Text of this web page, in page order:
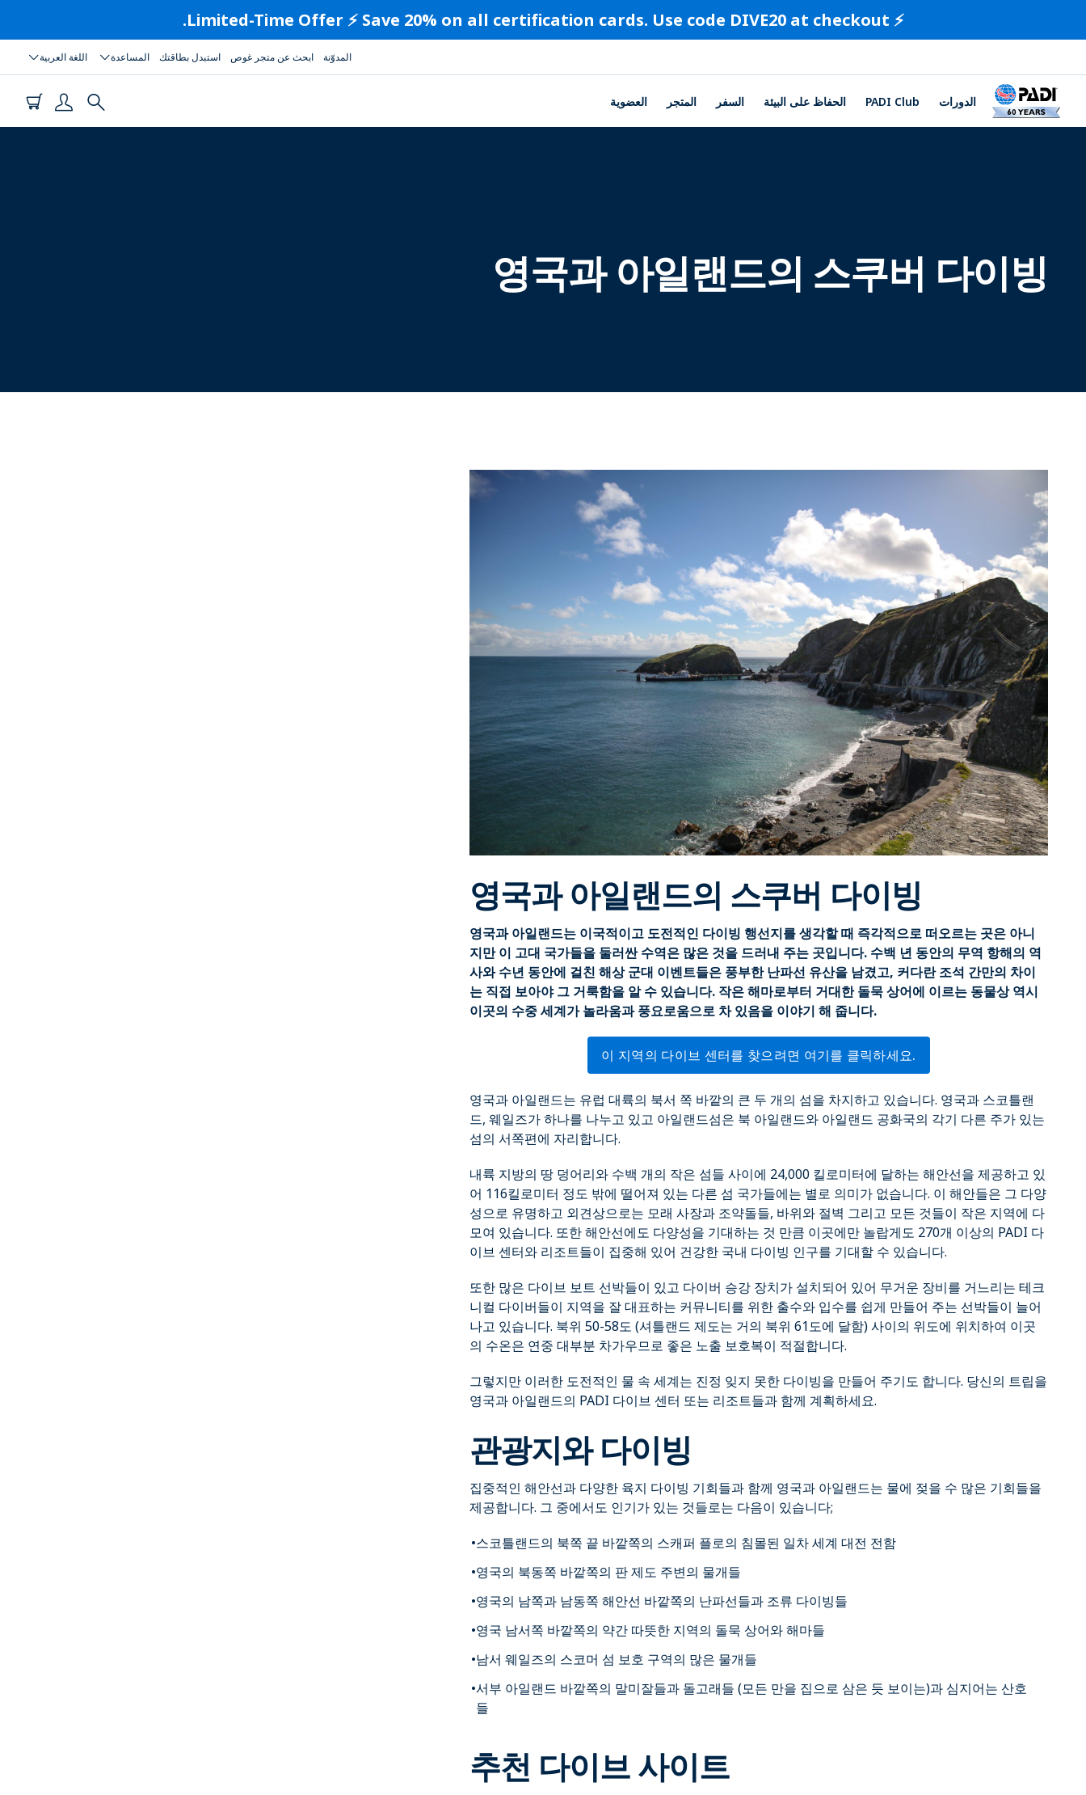
⚡️ Limited-Time Offer ⚡️ Save 20% on all certification cards. Use code DIVE20 at checkout.
المدوّنة ابحث عن متجر غوص استبدل بطاقتك المساعدة اللغة العربية
الدورات PADI Club الحفاظ على البيئة السفر المتجر العضوية
영국과 아일랜드의 스쿠버 다이빙
영국과 아일랜드의 스쿠버 다이빙
영국과 아일랜드는 이국적이고 도전적인 다이빙 행선지를 생각할 때 즉각적으로 떠오르는 곳은 아니
지만 이 고대 국가들을 둘러싼 수역은 많은 것을 드러내 주는 곳입니다. 수백 년 동안의 무역 항해의 역
사와 수년 동안에 걸친 해상 군대 이벤트들은 풍부한 난파선 유산을 남겼고, 커다란 조석 간만의 차이
는 직접 보아야 그 거룩함을 알 수 있습니다. 작은 해마로부터 거대한 돌묵 상어에 이르는 동물상 역시
이곳의 수중 세계가 놀라움과 풍요로움으로 차 있음을 이야기 해 줍니다.
이 지역의 다이브 센터를 찾으려면 여기를 클릭하세요.
영국과 아일랜드는 유럽 대륙의 북서 쪽 바깥의 큰 두 개의 섬을 차지하고 있습니다. 영국과 스코틀랜
드, 웨일즈가 하나를 나누고 있고 아일랜드섬은 북 아일랜드와 아일랜드 공화국의 각기 다른 주가 있는
섬의 서쪽편에 자리합니다.
내륙 지방의 땅 덩어리와 수백 개의 작은 섬들 사이에 24,000 킬로미터에 달하는 해안선을 제공하고 있
어 116킬로미터 정도 밖에 떨어져 있는 다른 섬 국가들에는 별로 의미가 없습니다. 이 해안들은 그 다양
성으로 유명하고 외견상으로는 모래 사장과 조약돌들, 바위와 절벽 그리고 모든 것들이 작은 지역에 다
모여 있습니다. 또한 해안선에도 다양성을 기대하는 것 만큼 이곳에만 놀랍게도 270개 이상의 PADI 다
이브 센터와 리조트들이 집중해 있어 건강한 국내 다이빙 인구를 기대할 수 있습니다.
또한 많은 다이브 보트 선박들이 있고 다이버 승강 장치가 설치되어 있어 무거운 장비를 거느리는 테크
니컬 다이버들이 지역을 잘 대표하는 커뮤니티를 위한 출수와 입수를 쉽게 만들어 주는 선박들이 늘어
나고 있습니다. 북위 50-58도 (셔틀랜드 제도는 거의 북위 61도에 달함) 사이의 위도에 위치하여 이곳
의 수온은 연중 대부분 차가우므로 좋은 노출 보호복이 적절합니다.
그렇지만 이러한 도전적인 물 속 세계는 진정 잊지 못한 다이빙을 만들어 주기도 합니다. 당신의 트립을
영국과 아일랜드의 PADI 다이브 센터 또는 리조트들과 함께 계획하세요.
관광지와 다이빙
집중적인 해안선과 다양한 육지 다이빙 기회들과 함께 영국과 아일랜드는 물에 젖을 수 많은 기회들을
제공합니다. 그 중에서도 인기가 있는 것들로는 다음이 있습니다;
스코틀랜드의 북쪽 끝 바깥쪽의 스캐퍼 플로의 침몰된 일차 세계 대전 전함
영국의 북동쪽 바깥쪽의 판 제도 주변의 물개들
영국의 남쪽과 남동쪽 해안선 바깥쪽의 난파선들과 조류 다이빙들
영국 남서쪽 바깥쪽의 약간 따뜻한 지역의 돌묵 상어와 해마들
남서 웨일즈의 스코머 섬 보호 구역의 많은 물개들
서부 아일랜드 바깥쪽의 말미잘들과 돌고래들 (모든 만을 집으로 삼은 듯 보이는)과 심지어는 산호
들
추천 다이브 사이트